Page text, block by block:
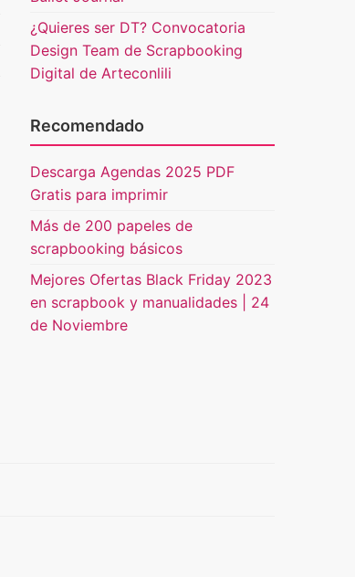
¿Quieres ser DT? Convocatoria
Design Team de Scrapbooking
Digital de Arteconlili
Recomendado
Descarga Agendas 2025 PDF
Gratis para imprimir
Más de 200 papeles de
scrapbooking básicos
Mejores Ofertas Black Friday 2023
en scrapbook y manualidades | 24
de Noviembre